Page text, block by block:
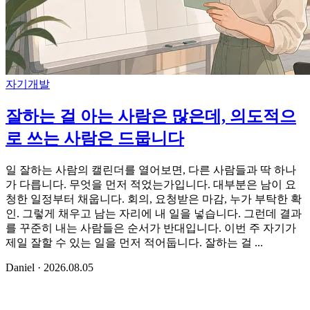
자기개발
잘하는 걸 아는 사람은 많은데, 의도적으
로 쓰는 사람은 드뭅니다
일 잘하는 사람의 캘린더를 열어보면, 다른 사람들과 딱 하나
가 다릅니다. 무엇을 먼저 적었는가입니다. 대부분은 남이 요
청한 일정부터 채웁니다. 회의, 요청받은 마감, 누가 부탁한 확
인. 그렇게 채우고 남는 자리에 내 일을 넣습니다. 그런데 결과
를 꾸준히 내는 사람들은 순서가 반대입니다. 이번 주 자기가
제일 잘할 수 있는 일을 먼저 적어둡니다. 잘하는 걸 ...
Daniel · 2026.08.05